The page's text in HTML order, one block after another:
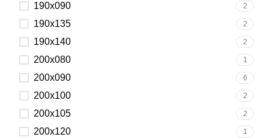
190x090 2
190x135 2
190x140 2
200x080 1
200x090 6
200x100 2
200x105 2
200x120 1